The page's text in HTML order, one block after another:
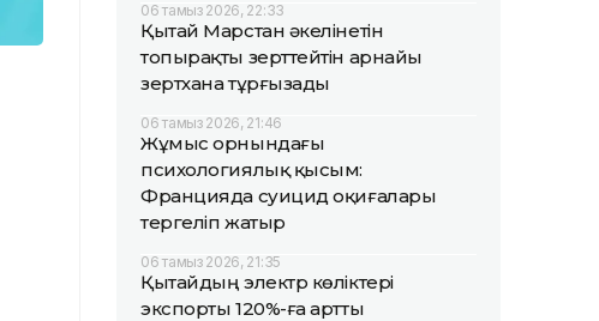
06 тамыз 2026, 22:33
Қытай Марстан әкелінетін
топырақты зерттейтін арнайы
зертхана тұрғызады
06 тамыз 2026, 21:46
Жұмыс орнындағы
психологиялық қысым:
Францияда суицид оқиғалары
тергеліп жатыр
06 тамыз 2026, 21:35
Қытайдың электр көліктері
экспорты 120%-ға артты